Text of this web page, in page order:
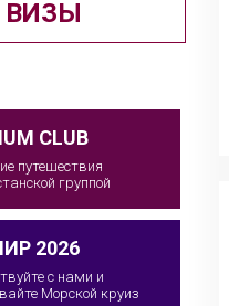
ВИЗЫ
CLUB
путешествия
группой
2026
с нами и
Морской круиз
В КИТАЕ 2026